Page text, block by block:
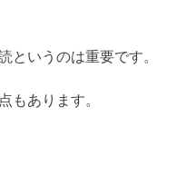
というのは重要です。
もあります。